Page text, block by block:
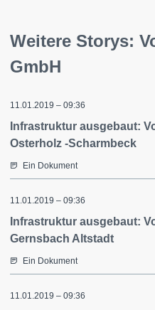
Weitere Storys:
GmbH
11.01.2019 – 09:36
Infrastruktur ausgebaut:
Osterholz -Scharmbeck
Ein Dokument
11.01.2019 – 09:36
Infrastruktur ausgebaut:
Gernsbach Altstadt
Ein Dokument
11.01.2019 – 09:36